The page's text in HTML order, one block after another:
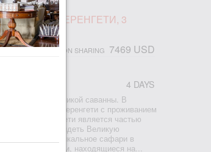
И СЕРЕНГЕТИ, 3
PERSON SHARING 7469 USD
4 DAYS
самом сердце дикой саванны. В
Нгоронгоро и Серенгети с проживанием
Сингита Грумети является частью
гостям увидеть Великую
предложено уникальное сафари в
черные носороги, находящиеся на...